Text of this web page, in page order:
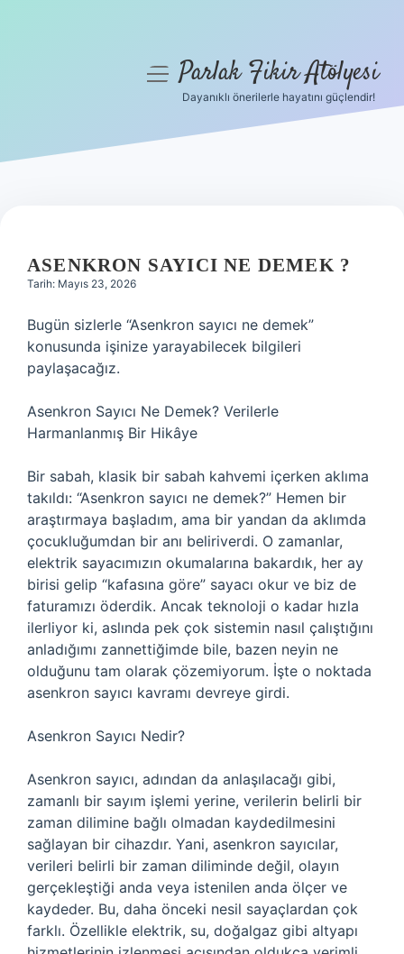
Hakkımızda
menüyüParlak Fikir Atölyesi
Dayanıklı önerilerle hayatını güçlendir!
ASENKRON SAYICI NE DEMEK ?
Tarih: Mayıs 23, 2026
Bugün sizlerle “Asenkron sayıcı ne demek”
konusunda işinize yarayabilecek bilgileri
paylaşacağız.
Asenkron Sayıcı Ne Demek? Verilerle
Harmanlanmış Bir Hikâye
Bir sabah, klasik bir sabah kahvemi içerken aklıma
takıldı: “Asenkron sayıcı ne demek?” Hemen bir
araştırmaya başladım, ama bir yandan da aklımda
çocukluğumdan bir anı beliriverdi. O zamanlar,
elektrik sayacımızın okumalarına bakardık, her ay
birisi gelip “kafasına göre” sayacı okur ve biz de
faturamızı öderdik. Ancak teknoloji o kadar hızla
ilerliyor ki, aslında pek çok sistemin nasıl çalıştığını
anladığımı zannettiğimde bile, bazen neyin ne
olduğunu tam olarak çözemiyorum. İşte o noktada
asenkron sayıcı kavramı devreye girdi.
Asenkron Sayıcı Nedir?
Asenkron sayıcı, adından da anlaşılacağı gibi,
zamanlı bir sayım işlemi yerine, verilerin belirli bir
zaman dilimine bağlı olmadan kaydedilmesini
sağlayan bir cihazdır. Yani, asenkron sayıcılar,
verileri belirli bir zaman diliminde değil, olayın
gerçekleştiği anda veya istenilen anda ölçer ve
kaydeder. Bu, daha önceki nesil sayaçlardan çok
farklı. Özellikle elektrik, su, doğalgaz gibi altyapı